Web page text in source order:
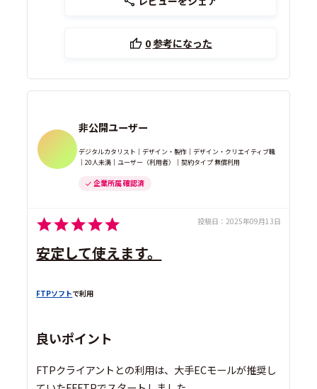
0参考になった
非公開ユーザー
デジタルカタリスト｜デザイン・製作｜デザイン・クリエイティブ職
｜20人未満｜ユーザー（利用者）｜契約タイプ 無償利用
企業所属 確認済
投稿日： 2025年09月13日
安定して使えます。
FTPソフトで利用
良いポイント
FTPクライアントとの利用は、大手ECモールが推奨し